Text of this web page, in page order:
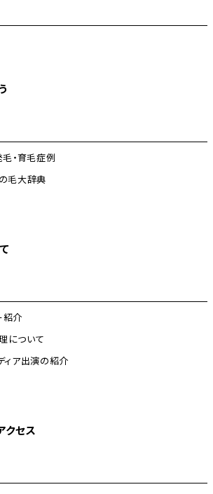
毛・育毛症例
毛大辞典
紹介
について
ィア出演の紹介
クセス